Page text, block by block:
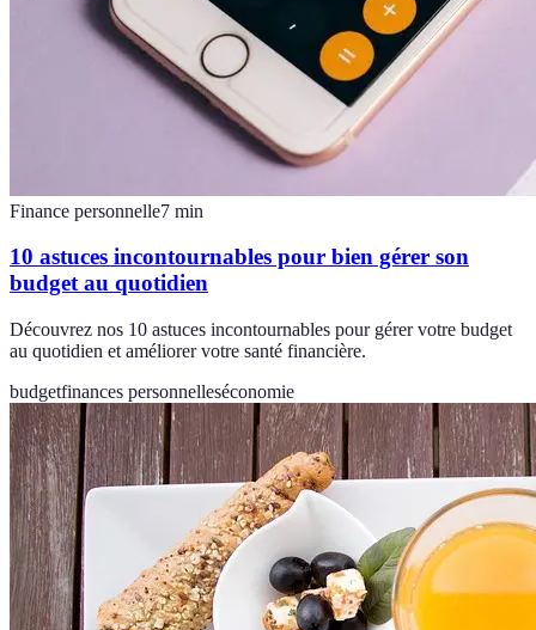
Finance personnelle7 min
10 astuces incontournables pour bien gérer son
budget au quotidien
Découvrez nos 10 astuces incontournables pour gérer votre budget
au quotidien et améliorer votre santé financière.
budgetfinances personnelleséconomie